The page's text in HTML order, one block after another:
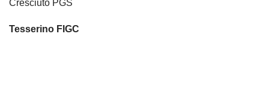
Cresciuto PGS
Tesserino FIGC